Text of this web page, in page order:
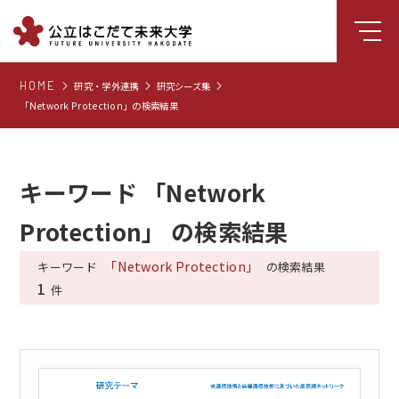
大学について
学部
就職支援
学生生活
研究・学外連携
組織・センター
受験生向け情報
HOME 研究・学外連携
研究シーズ集
「Network Protection」の検索結果
キーワード 「Network
Protection」 の検索結果
キーワード 「Network Protection」 の検索結果
1 件